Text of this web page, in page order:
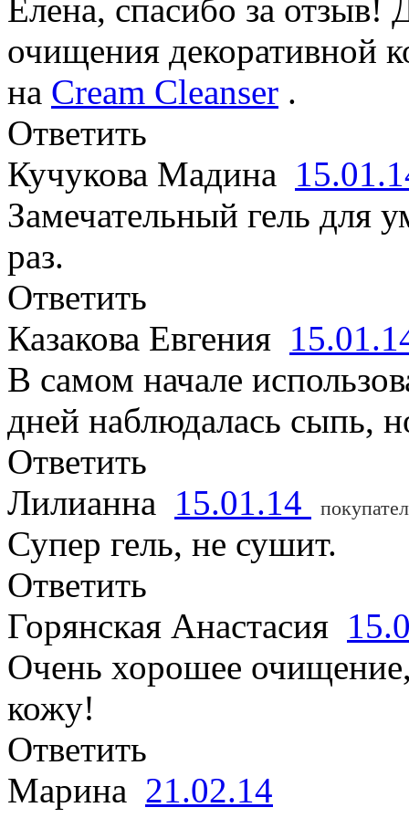
Елена, спасибо за отзыв!
очищения декоративной
на Cream Cleanser .
Ответить
Кучукова Мадина
Замечательный гель для
раз.
Ответить
Казакова Евгения
В самом начале
дней наблюдалась сыпь,
Ответить
Лилианна 15.01.14
Супер гель, не сушит.
Ответить
Горянская Анастасия
Очень хорошее
кожу!
Ответить
Марина 21.02.14